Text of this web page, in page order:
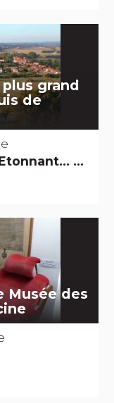
grand
de
d'ici Edifices remarquables
Musée des